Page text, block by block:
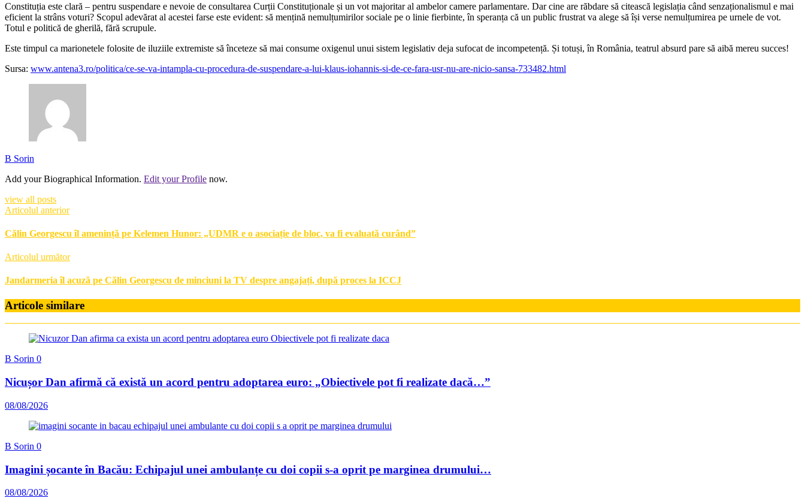
Constituția este clară – pentru suspendare e nevoie de consultarea Curții Constituționale și un vot majoritar al ambelor camere parlamentare. Dar cine are răbdare să citească legislația când senzaționalismul e mai
eficient la strâns voturi? Scopul adevărat al acestei farse este evident: să mențină nemulțumirilor sociale pe o linie fierbinte, în speranța că un public frustrat va alege să își verse nemulțumirea pe urnele de vot.
Totul e politică de gherilă, fără scrupule.
Este timpul ca marionetele folosite de iluziile extremiste să înceteze să mai consume oxigenul unui sistem legislativ deja sufocat de incompetență. Și totuși, în România, teatrul absurd pare să aibă mereu succes!
Sursa: www.antena3.ro/politica/ce-se-va-intampla-cu-procedura-de-suspendare-a-lui-klaus-iohannis-si-de-ce-fara-usr-nu-are-nicio-sansa-733482.html
B Sorin
Add your Biographical Information. Edit your Profile now.
view all posts
Articolul anterior
Călin Georgescu îl amenință pe Kelemen Hunor: „UDMR e o asociație de bloc, va fi evaluată curând”
Articolul următor
Jandarmeria îl acuză pe Călin Georgescu de minciuni la TV despre angajați, după proces la ICCJ
Articole similare
B Sorin 0
Nicușor Dan afirmă că există un acord pentru adoptarea euro: „Obiectivele pot fi realizate dacă…”
08/08/2026
B Sorin 0
Imagini șocante în Bacău: Echipajul unei ambulanțe cu doi copii s-a oprit pe marginea drumului…
08/08/2026